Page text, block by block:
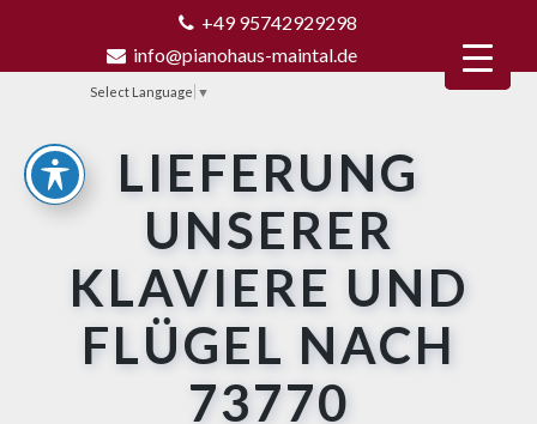
+49 95742929298
info@pianohaus-maintal.de
Select Language ▼
LIEFERUNG
UNSERER
KLAVIERE UND
FLÜGEL NACH
73770